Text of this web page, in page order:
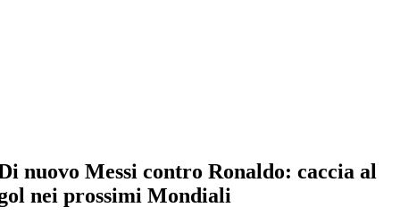
nuovo Messi contro Ronaldo: caccia al
nei prossimi Mondiali